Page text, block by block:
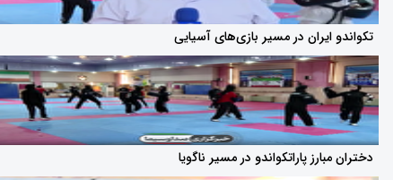
در مسیر بازی‌های آسیایی
پاراتکواندو در مسیر ناگویا